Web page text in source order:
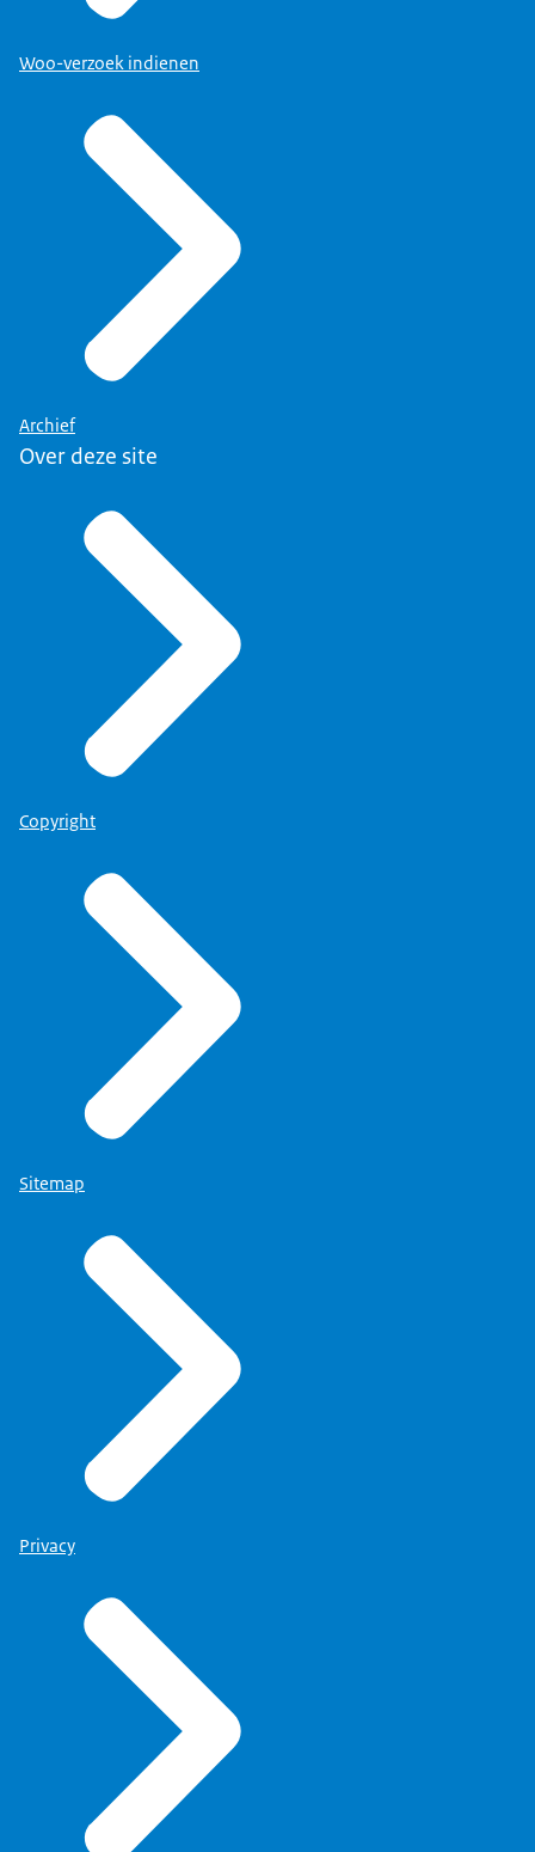
Woo-verzoek indienen
Archief
Over deze site
Copyright
Sitemap
Privacy